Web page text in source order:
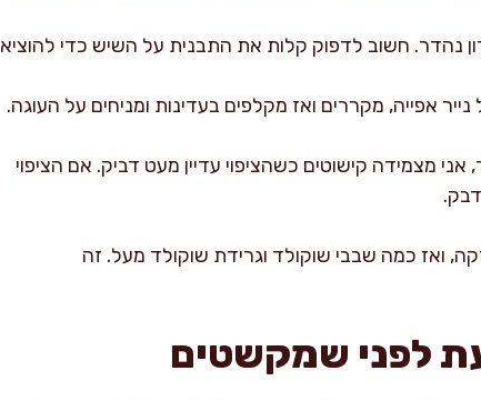
נהדר. חשוב לדפוק קלות את התבנית על השיש כדי להוציא
אפייה, מקררים ואז מקלפים בעדינות ומניחים על העוגה.
מצמידה קישוטים כשהציפוי עדיין מעט דביק. אם הציפוי
ואז כמה שבבי שוקולד וגרידת שוקולד מעל. זה
לפני שמקשטים